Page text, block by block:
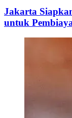
Jakarta
untuk